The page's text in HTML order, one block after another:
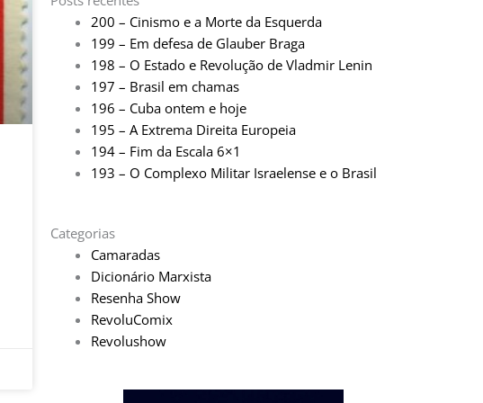
200 – Cinismo e a Morte da Esquerda
199 – Em defesa de Glauber Braga
198 – O Estado e Revolução de Vladmir Lenin
197 – Brasil em chamas
196 – Cuba ontem e hoje
195 – A Extrema Direita Europeia
194 – Fim da Escala 6×1
193 – O Complexo Militar Israelense e o Brasil
Categorias
Camaradas
Dicionário Marxista
Resenha Show
RevoluComix
Revolushow